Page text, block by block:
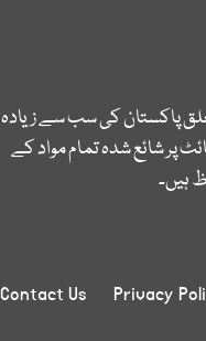
پاکستان کی سب سے زیادہ
شائع شدہ تمام مواد کے
ہیں۔
Privacy
Contact Us